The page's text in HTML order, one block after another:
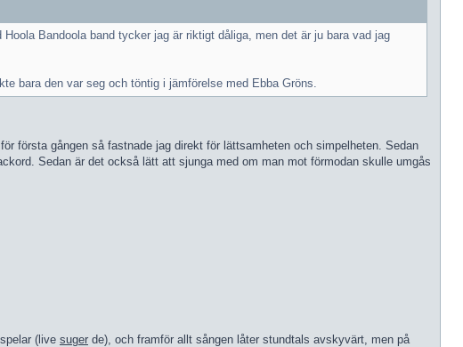
Bandoola band tycker jag är riktigt dåliga, men det är ju bara vad jag
bara den var seg och töntig i jämförelse med Ebba Gröns.
första gången så fastnade jag direkt för lättsamheten och simpelheten. Sedan
Sedan är det också lätt att sjunga med om man mot förmodan skulle umgås
(live suger de), och framför allt sången låter stundtals avskyvärt, men på